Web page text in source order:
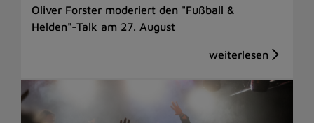
Oliver Forster moderiert den "Fußball &
Helden"-Talk am 27. August